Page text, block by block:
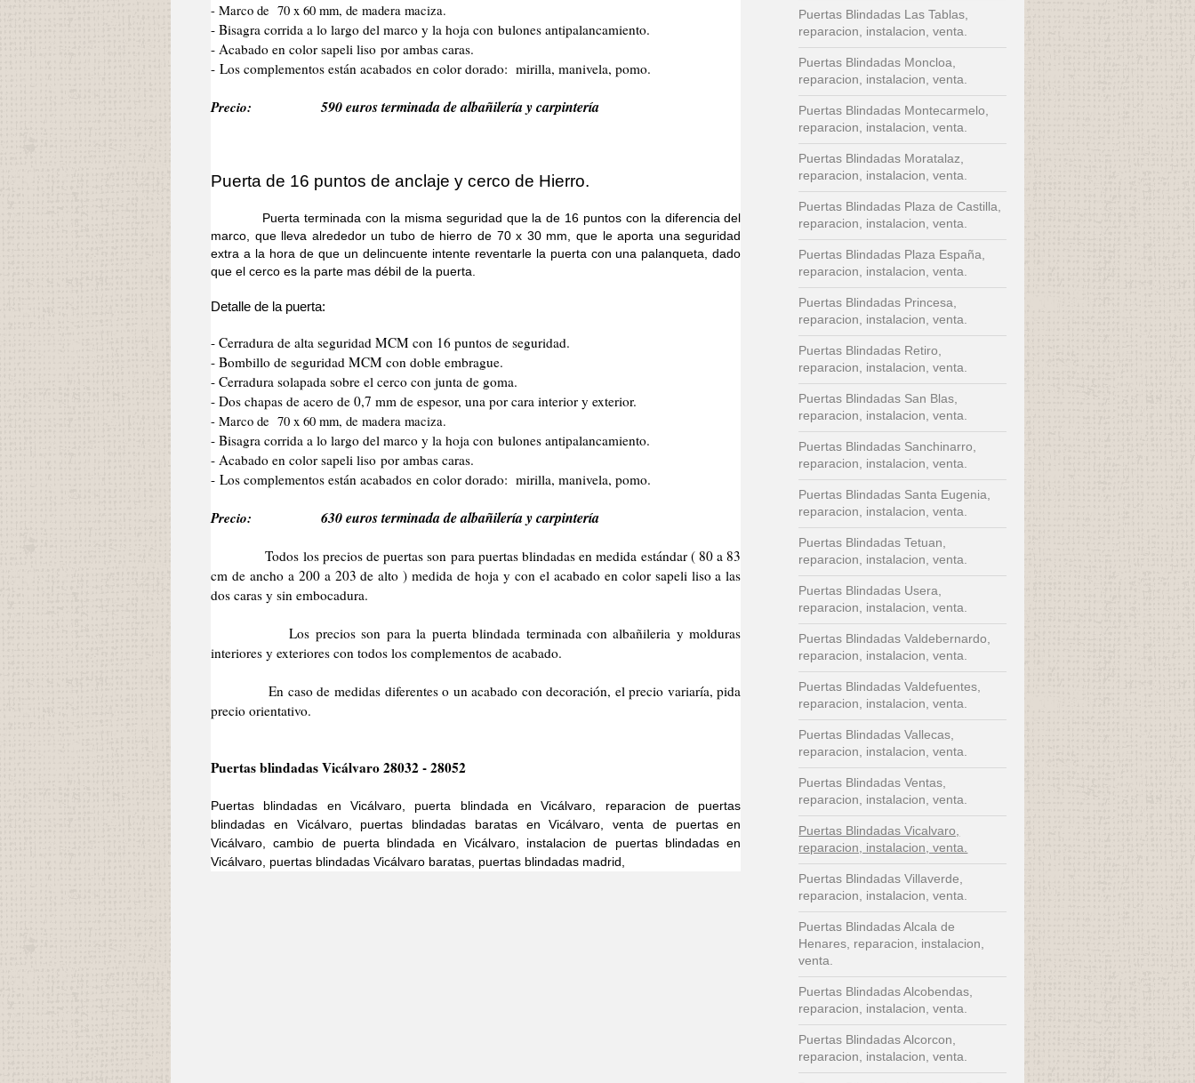
- Marco de 70 x 60 mm, de madera maciza.
- Bisagra corrida a lo largo del marco y la hoja con bulones antipalancamiento.
- Acabado en color sapeli liso por ambas caras.
- Los complementos están acabados en color dorado: mirilla, manivela, pomo.
Precio: 590 euros terminada de albañilería y carpintería
Puerta de 16 puntos de anclaje y cerco de Hierro.
Puerta terminada con la misma seguridad que la de 16 puntos con la diferencia del
marco, que lleva alrededor un tubo de hierro de 70 x 30 mm, que le aporta una seguridad
extra a la hora de que un delincuente intente reventarle la puerta con una palanqueta, dado
que el cerco es la parte mas débil de la puerta.
Detalle de la puerta:
- Cerradura de alta seguridad MCM con 16 puntos de seguridad.
- Bombillo de seguridad MCM con doble embrague.
- Cerradura solapada sobre el cerco con junta de goma.
- Dos chapas de acero de 0,7 mm de espesor, una por cara interior y exterior.
- Marco de 70 x 60 mm, de madera maciza.
- Bisagra corrida a lo largo del marco y la hoja con bulones antipalancamiento.
- Acabado en color sapeli liso por ambas caras.
- Los complementos están acabados en color dorado: mirilla, manivela, pomo.
Precio: 630 euros terminada de albañilería y carpintería
Todos los precios de puertas son para puertas blindadas en medida estándar ( 80 a 83
cm de ancho a 200 a 203 de alto ) medida de hoja y con el acabado en color sapeli liso a las
dos caras y sin embocadura.
Los precios son para la puerta blindada terminada con albañileria y molduras
interiores y exteriores con todos los complementos de acabado.
En caso de medidas diferentes o un acabado con decoración, el precio variaría, pida
precio orientativo.
Puertas blindadas Vicálvaro 28032 - 28052
Puertas blindadas en Vicálvaro, puerta blindada en Vicálvaro, reparacion de puertas
blindadas en Vicálvaro, puertas blindadas baratas en Vicálvaro, venta de puertas en
Vicálvaro, cambio de puerta blindada en Vicálvaro, instalacion de puertas blindadas en
Vicálvaro, puertas blindadas Vicálvaro baratas, puertas blindadas madrid,
Puertas Blindadas Las Tablas,
reparacion, instalacion, venta.
Puertas Blindadas Moncloa,
reparacion, instalacion, venta.
Puertas Blindadas Montecarmelo,
reparacion, instalacion, venta.
Puertas Blindadas Moratalaz,
reparacion, instalacion, venta.
Puertas Blindadas Plaza de Castilla,
reparacion, instalacion, venta.
Puertas Blindadas Plaza España,
reparacion, instalacion, venta.
Puertas Blindadas Princesa,
reparacion, instalacion, venta.
Puertas Blindadas Retiro,
reparacion, instalacion, venta.
Puertas Blindadas San Blas,
reparacion, instalacion, venta.
Puertas Blindadas Sanchinarro,
reparacion, instalacion, venta.
Puertas Blindadas Santa Eugenia,
reparacion, instalacion, venta.
Puertas Blindadas Tetuan,
reparacion, instalacion, venta.
Puertas Blindadas Usera,
reparacion, instalacion, venta.
Puertas Blindadas Valdebernardo,
reparacion, instalacion, venta.
Puertas Blindadas Valdefuentes,
reparacion, instalacion, venta.
Puertas Blindadas Vallecas,
reparacion, instalacion, venta.
Puertas Blindadas Ventas,
reparacion, instalacion, venta.
Puertas Blindadas Vicalvaro,
reparacion, instalacion, venta.
Puertas Blindadas Villaverde,
reparacion, instalacion, venta.
Puertas Blindadas Alcala de
Henares, reparacion, instalacion,
venta.
Puertas Blindadas Alcobendas,
reparacion, instalacion, venta.
Puertas Blindadas Alcorcon,
reparacion, instalacion, venta.